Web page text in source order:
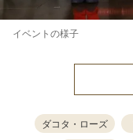
イベントの様子
ダコタ・ローズ